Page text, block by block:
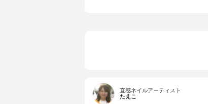
直感ネイルアーティスト
たえこ